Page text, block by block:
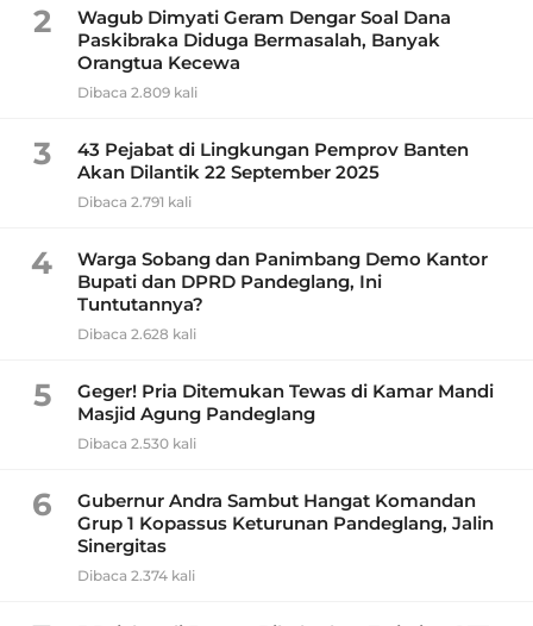
2
Wagub Dimyati Geram Dengar Soal Dana
Paskibraka Diduga Bermasalah, Banyak
Orangtua Kecewa
Dibaca 2.809 kali
3
43 Pejabat di Lingkungan Pemprov Banten
Akan Dilantik 22 September 2025
Dibaca 2.791 kali
4
Warga Sobang dan Panimbang Demo Kantor
Bupati dan DPRD Pandeglang, Ini
Tuntutannya?
Dibaca 2.628 kali
5
Geger! Pria Ditemukan Tewas di Kamar Mandi
Masjid Agung Pandeglang
Dibaca 2.530 kali
6
Gubernur Andra Sambut Hangat Komandan
Grup 1 Kopassus Keturunan Pandeglang, Jalin
Sinergitas
Dibaca 2.374 kali